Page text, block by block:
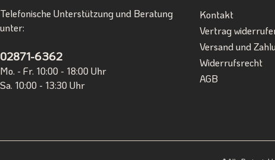
Telefonische Unterstützung und Beratung
unter:
02871-6362
Mo. - Fr. 10:00 - 18:00 Uhr
Sa. 10:00 - 13:30 Uhr
Kontakt
Vertrag
Versand und
Widerrufsrecht
AGB